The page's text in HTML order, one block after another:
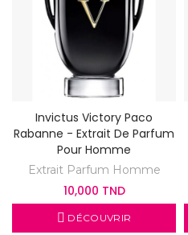
Invictus Victory Paco
Rabanne - Extrait De Parfum
Pour Homme
Extrait Parfum Homme
10,000 TND
DÉCOUVRIR